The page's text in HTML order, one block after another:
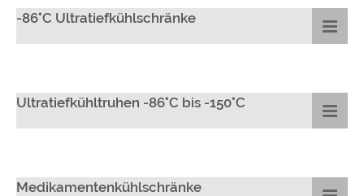
-86°C Ultratiefkühlschränke
Ultratiefkühltruhen -86°C bis -150°C
Medikamentenkühlschränke